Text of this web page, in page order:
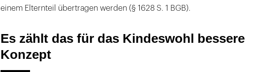
einem Elternteil übertragen werden (§ 1628 S. 1 BGB).
Es zählt das für das Kindeswohl bessere
Konzept